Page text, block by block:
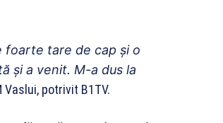
foarte tare de cap și o
și a venit. M-a dus la
potrivit B1TV.